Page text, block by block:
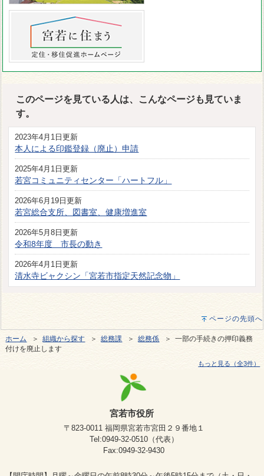
このページを見ている人は、こんなページも見ていま
す。
2023年4月1日更新
本人による印鑑登録（廃止）申請
2025年4月1日更新
若宮コミュニティセンター「ハートフル」
2026年6月19日更新
若宮総合支所、図書室、健康増進室
2026年5月8日更新
令和8年度 市長の動き
2026年4月1日更新
清水寺ビャクシン「宮若市指定天然記念物」
ページの先頭へ
ホーム ＞組織から探す ＞総務課 ＞総務係 ＞ 一部の手続きの押印義務
付けを廃止します
もっと見る（全3件）
宮若市役所
〒823-0011 福岡県宮若市宮田２９番地１
Tel:0949-32-0510（代表）
Fax:0949-32-9430